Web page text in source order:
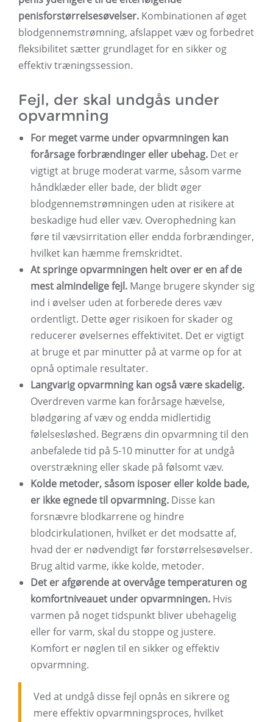
penisforstørrelsesøvelser. Kombinationen af ​​øget
blodgennemstrømning, afslappet væv og forbedret
fleksibilitet sætter grundlaget for en sikker og
effektiv træningssession.
Fejl, der skal undgås under
opvarmning
For meget varme under opvarmningen kan
forårsage forbrændinger eller ubehag. Det er
vigtigt at bruge moderat varme, såsom varme
håndklæder eller bade, der blidt øger
blodgennemstrømningen uden at risikere at
beskadige hud eller væv. Overophedning kan
føre til vævsirritation eller endda forbrændinger,
hvilket kan hæmme fremskridtet.
At springe opvarmningen helt over er en af ​​de
mest almindelige fejl. Mange brugere skynder sig
ind i øvelser uden at forberede deres væv
ordentligt. Dette øger risikoen for skader og
reducerer øvelsernes effektivitet. Det er vigtigt
at bruge et par minutter på at varme op for at
opnå optimale resultater.
Langvarig opvarmning kan også være skadelig.
Overdreven varme kan forårsage hævelse,
blødgøring af væv og endda midlertidig
følelsesløshed. Begræns din opvarmning til den
anbefalede tid på 5-10 minutter for at undgå
overstrækning eller skade på følsomt væv.
Kolde metoder, såsom isposer eller kolde bade,
er ikke egnede til opvarmning. Disse kan
forsnævre blodkarrene og hindre
blodcirkulationen, hvilket er det modsatte af,
hvad der er nødvendigt før forstørrelsesøvelser.
Brug altid varme, ikke kolde, metoder.
Det er afgørende at overvåge temperaturen og
komfortniveauet under opvarmningen. Hvis
varmen på noget tidspunkt bliver ubehagelig
eller for varm, skal du stoppe og justere.
Komfort er nøglen til en sikker og effektiv
opvarmning.
Ved at undgå disse fejl opnås en sikrere og
mere effektiv opvarmningsproces, hvilket